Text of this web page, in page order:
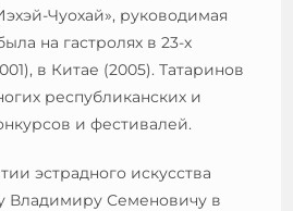
Чуохай», руководимая
на гастролях в 23-х
в Китае (2005). Татаринов
республиканских и
и фестивалей.
эстрадного искусства
Владимиру Семеновичу в